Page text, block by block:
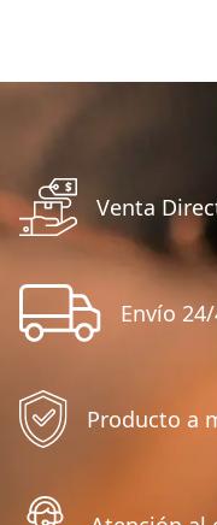
Venta
Envío
Producto a